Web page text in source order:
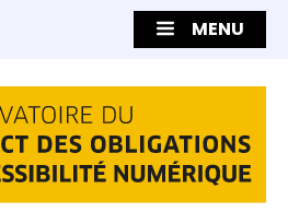
MENU